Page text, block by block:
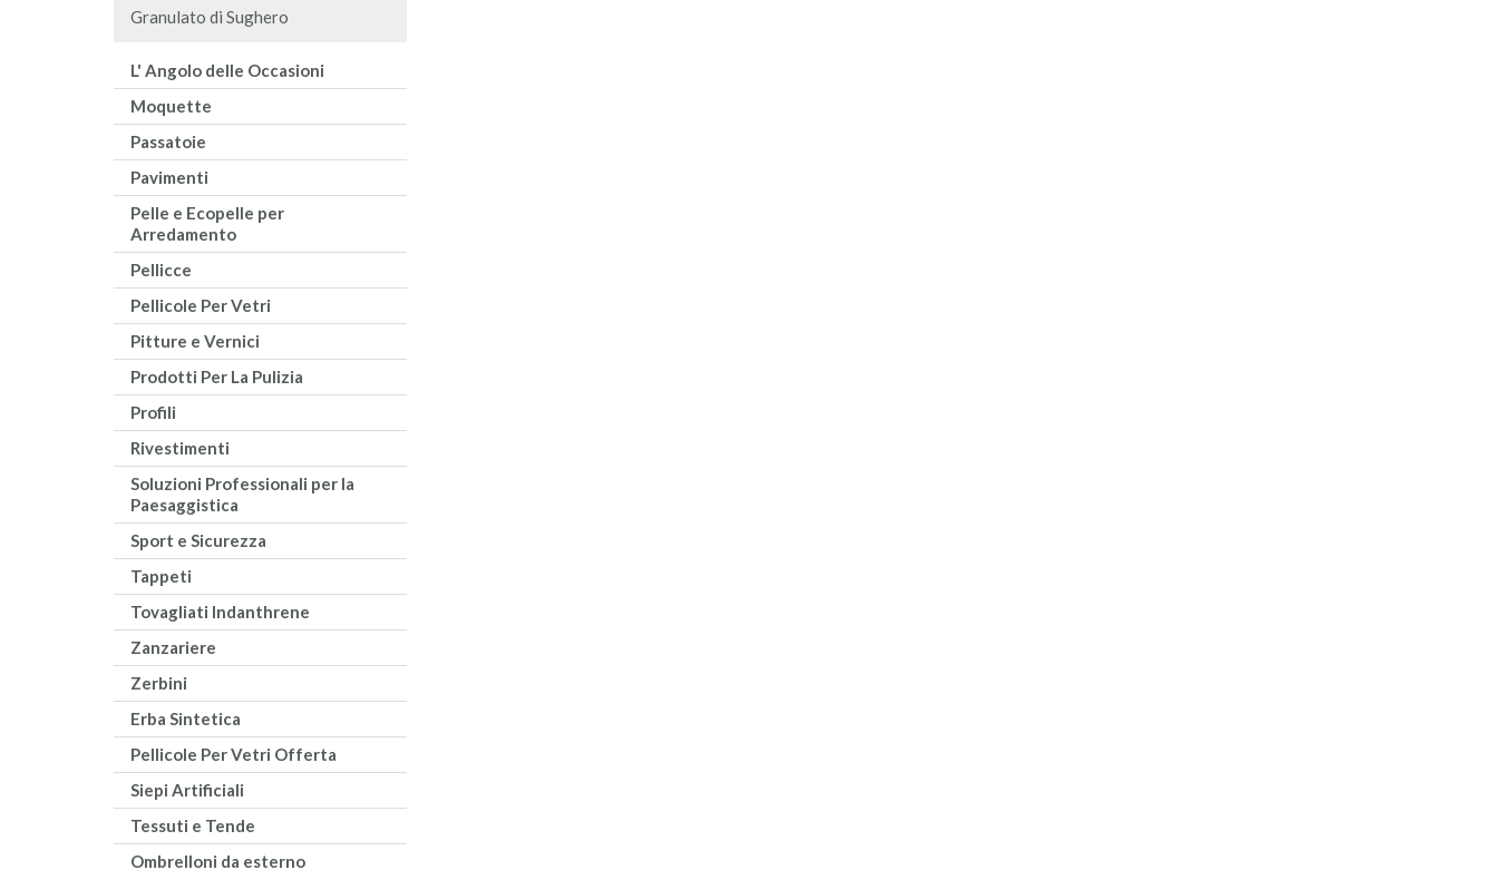
Granulato di Sughero
L' Angolo delle Occasioni
Moquette
Passatoie
Pavimenti
Pelle e Ecopelle per
Arredamento
Pellicce
Pellicole Per Vetri
Pitture e Vernici
Prodotti Per La Pulizia
Profili
Rivestimenti
Soluzioni Professionali per la
Paesaggistica
Sport e Sicurezza
Tappeti
Tovagliati Indanthrene
Zanzariere
Zerbini
Erba Sintetica
Pellicole Per Vetri Offerta
Siepi Artificiali
Tessuti e Tende
Ombrelloni da esterno